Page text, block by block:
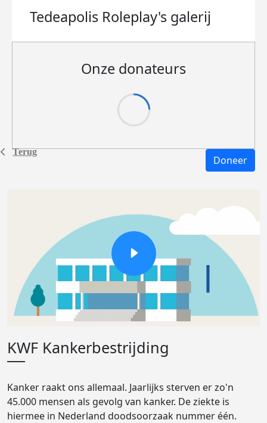
Terug
Tedeapolis Roleplay's galerij
Onze donateurs
Doneer
KWF Kankerbestrijding
Kanker raakt ons allemaal. Jaarlijks sterven er zo'n
45.000 mensen als gevolg van kanker. De ziekte is
hiermee in Nederland doodsoorzaak nummer één.